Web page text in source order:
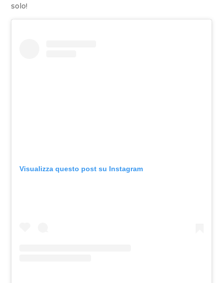
solo!
Visualizza questo post su Instagram